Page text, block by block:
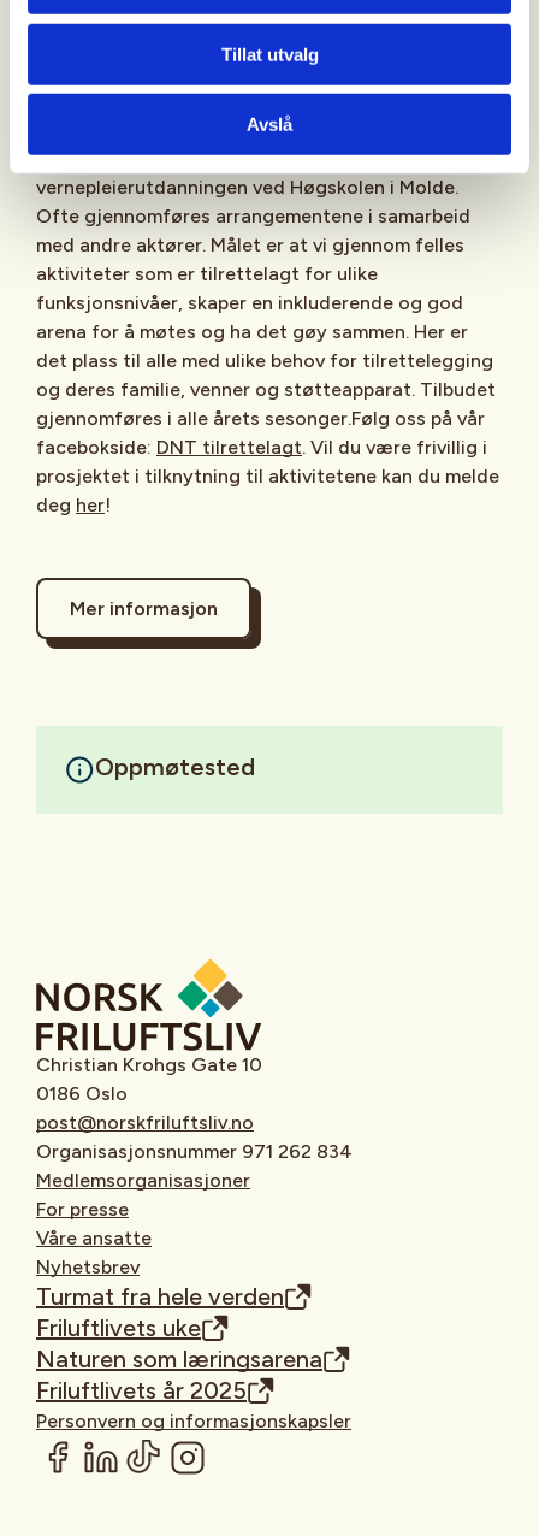
Tillat utvalg
Avslå
økonomisk tilskudd for at DNT Romsdal skal kunne
satse på dette viktige tilbudet. Norsk Forbund for
Handikapede og kommunene bidrar med å spre
informasjonen om arrangementene. Frivillige hjelper
til med gjennomføring og innimellom gjennomføres
arrangementene sammen med studentene fra
vernepleierutdanningen ved Høgskolen i Molde.
Ofte gjennomføres arrangementene i samarbeid
med andre aktører. Målet er at vi gjennom felles
aktiviteter som er tilrettelagt for ulike
funksjonsnivåer, skaper en inkluderende og god
arena for å møtes og ha det gøy sammen. Her er
det plass til alle med ulike behov for tilrettelegging
og deres familie, venner og støtteapparat. Tilbudet
gjennomføres i alle årets sesonger.Følg oss på vår
facebokside: DNT tilrettelagt. Vil du være frivillig i
prosjektet i tilknytning til aktivitetene kan du melde
deg her!
Mer informasjon
Oppmøtested
Christian Krohgs Gate 10
0186 Oslo
post@norskfriluftsliv.no
Organisasjonsnummer 971 262 834
Medlemsorganisasjoner
For presse
Våre ansatte
Nyhetsbrev
Turmat fra hele verden
Friluftlivets uke
Naturen som læringsarena
Friluftlivets år 2025
Personvern og informasjonskapsler